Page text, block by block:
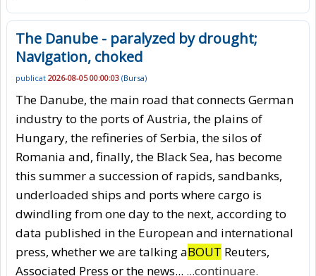
The Danube - paralyzed by drought;
Navigation, choked
publicat 2026-08-05 00:00:03 (Bursa)
The Danube, the main road that connects German
industry to the ports of Austria, the plains of
Hungary, the refineries of Serbia, the silos of
Romania and, finally, the Black Sea, has become
this summer a succession of rapids, sandbanks,
underloaded ships and ports where cargo is
dwindling from one day to the next, according to
data published in the European and international
press, whether we are talking aBOUT Reuters,
Associated Press or the news... ...continuare.